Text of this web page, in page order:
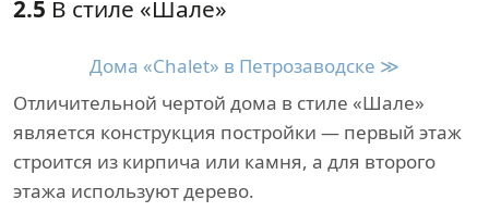
2.5 В стиле «Шале»
Дома «Chalet» в Петрозаводске ≫
Отличительной чертой дома в стиле «Шале»
является конструкция постройки — первый этаж
строится из кирпича или камня, а для второго
этажа используют дерево.